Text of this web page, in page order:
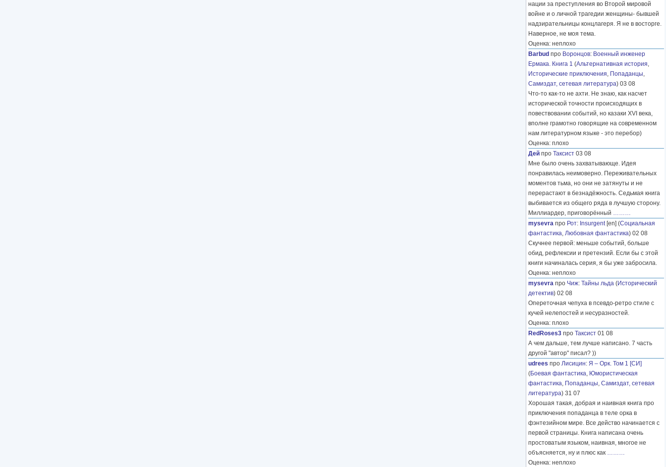
нации за преступления во Второй мировой
войне и о личной трагедии женщины- бывшей
надзирательницы концлагеря. Я не в восторге.
Наверное, не моя тема.
Оценка: неплохо
Barbud про Воронцов: Военный инженер
Ермака. Книга 1 (Альтернативная история,
Исторические приключения, Попаданцы,
Самиздат, сетевая литература) 03 08
Что-то как-то не ахти. Не знаю, как насчет
исторической точности происходящих в
повествовании событий, но казаки XVI века,
вполне грамотно говорящие на современном
нам литературном языке - это перебор)
Оценка: плохо
Дей про Таксист 03 08
Мне было очень захватывающе. Идея
понравилась неимоверно. Переживательных
моментов тьма, но они не затянуты и не
перерастают в безнадёжность. Седьмая книга
выбивается из общего ряда в лучшую сторону.
Миллиардер, приговорённый ………
mysevra про Рот: Insurgent[en] (Социальная
фантастика, Любовная фантастика) 02 08
Скучнее первой: меньше событий, больше
обид, рефлексии и претензий. Если бы с этой
книги начиналась серия, я бы уже забросила.
Оценка: неплохо
mysevra про Чиж: Тайны льда (Исторический
детектив) 02 08
Опереточная чепуха в псевдо-ретро стиле с
кучей нелепостей и несуразностей.
Оценка: плохо
RedRoses3 про Таксист 01 08
А чем дальше, тем лучше написано. 7 часть
другой "автор" писал? ))
udrees про Лисицин: Я – Орк. Том 1 [СИ]
(Боевая фантастика, Юмористическая
фантастика, Попаданцы, Самиздат, сетевая
литература) 31 07
Хорошая такая, добрая и наивная книга про
приключения попаданца в теле орка в
фэнтезийном мире. Все действо начинается с
первой страницы. Книга написана очень
простоватым языком, наивная, многое не
объясняется, ну и плюс как ………
Оценка: неплохо